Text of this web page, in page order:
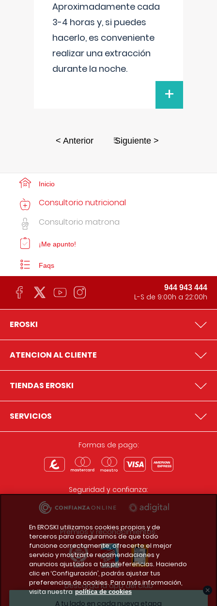
Aproximadamente cada
3-4 horas y, si puedes
hacerlo, es conveniente
realizar una extracción
durante la noche.
+
< Anterior 5
Siguiente >
A tu lado en cada nueva etapa
Inicio
Consultorio nutricional
Consultorio matrona
¡Me apunto!
Faqs
944 943 444
L-S de 9:00h a 22:00h
EROSKI
ATENCION AL CLIENTE
TIENDAS EROSKI
SERVICIOS
Formas de pago:
Seguridad y confianza:
Premios y reconocimientos:
Descarga la app del club
En EROSKI utilizamos cookies propias y de
terceros para asegurarnos de que todo
funcione correctamente, ofrecerte el mejor
servicio y mostrarte recomendaciones y
anuncios ajustados a tus preferencias. Haciendo
clic en ‘Configuración’, podrás ajustar tus
preferencias de cookies. Para más información,
visita nuestra política de cookies